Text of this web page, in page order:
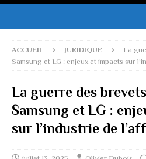
ACCUEIL JURIDIQUE
La
Samsung et LG : enjeux et impacts sur
La guerre des
Samsung et LG :
sur l’industrie de